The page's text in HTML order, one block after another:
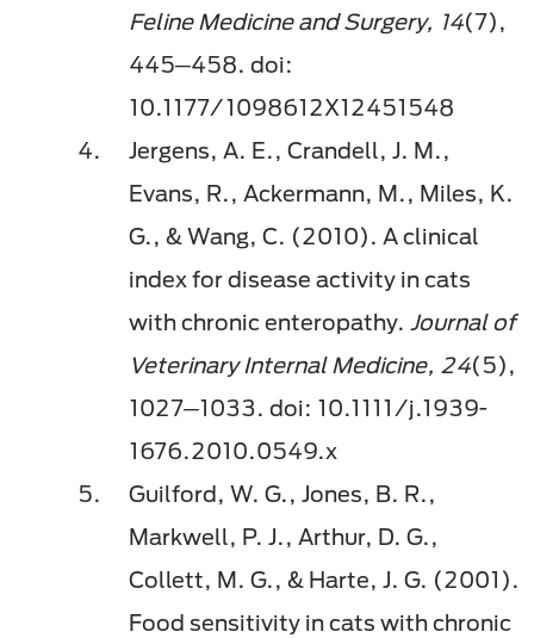
Feline Medicine and Surgery, 14(7),
445─458. doi:
10.1177/1098612X12451548
Jergens, A. E., Crandell, J. M.,
Evans, R., Ackermann, M., Miles, K.
G., & Wang, C. (2010). A clinical
index for disease activity in cats
with chronic enteropathy. Journal of
Veterinary Internal Medicine, 24(5),
1027─1033. doi: 10.1111/j.1939-
1676.2010.0549.x
Guilford, W. G., Jones, B. R.,
Markwell, P. J., Arthur, D. G.,
Collett, M. G., & Harte, J. G. (2001).
Food sensitivity in cats with chronic